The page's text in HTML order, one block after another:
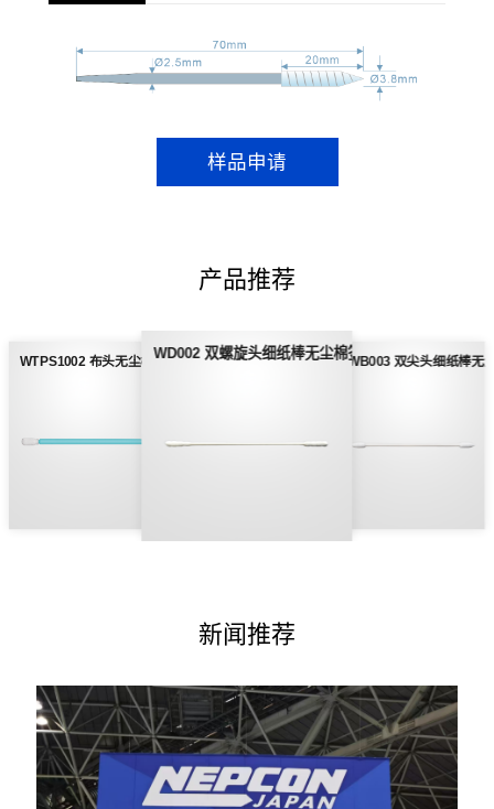
样品申请
产品推荐
WTPS1002 布头无尘棉签WD002 双螺旋头细纸棒无尘棉签WB003 双尖头细纸棒无
新闻推荐